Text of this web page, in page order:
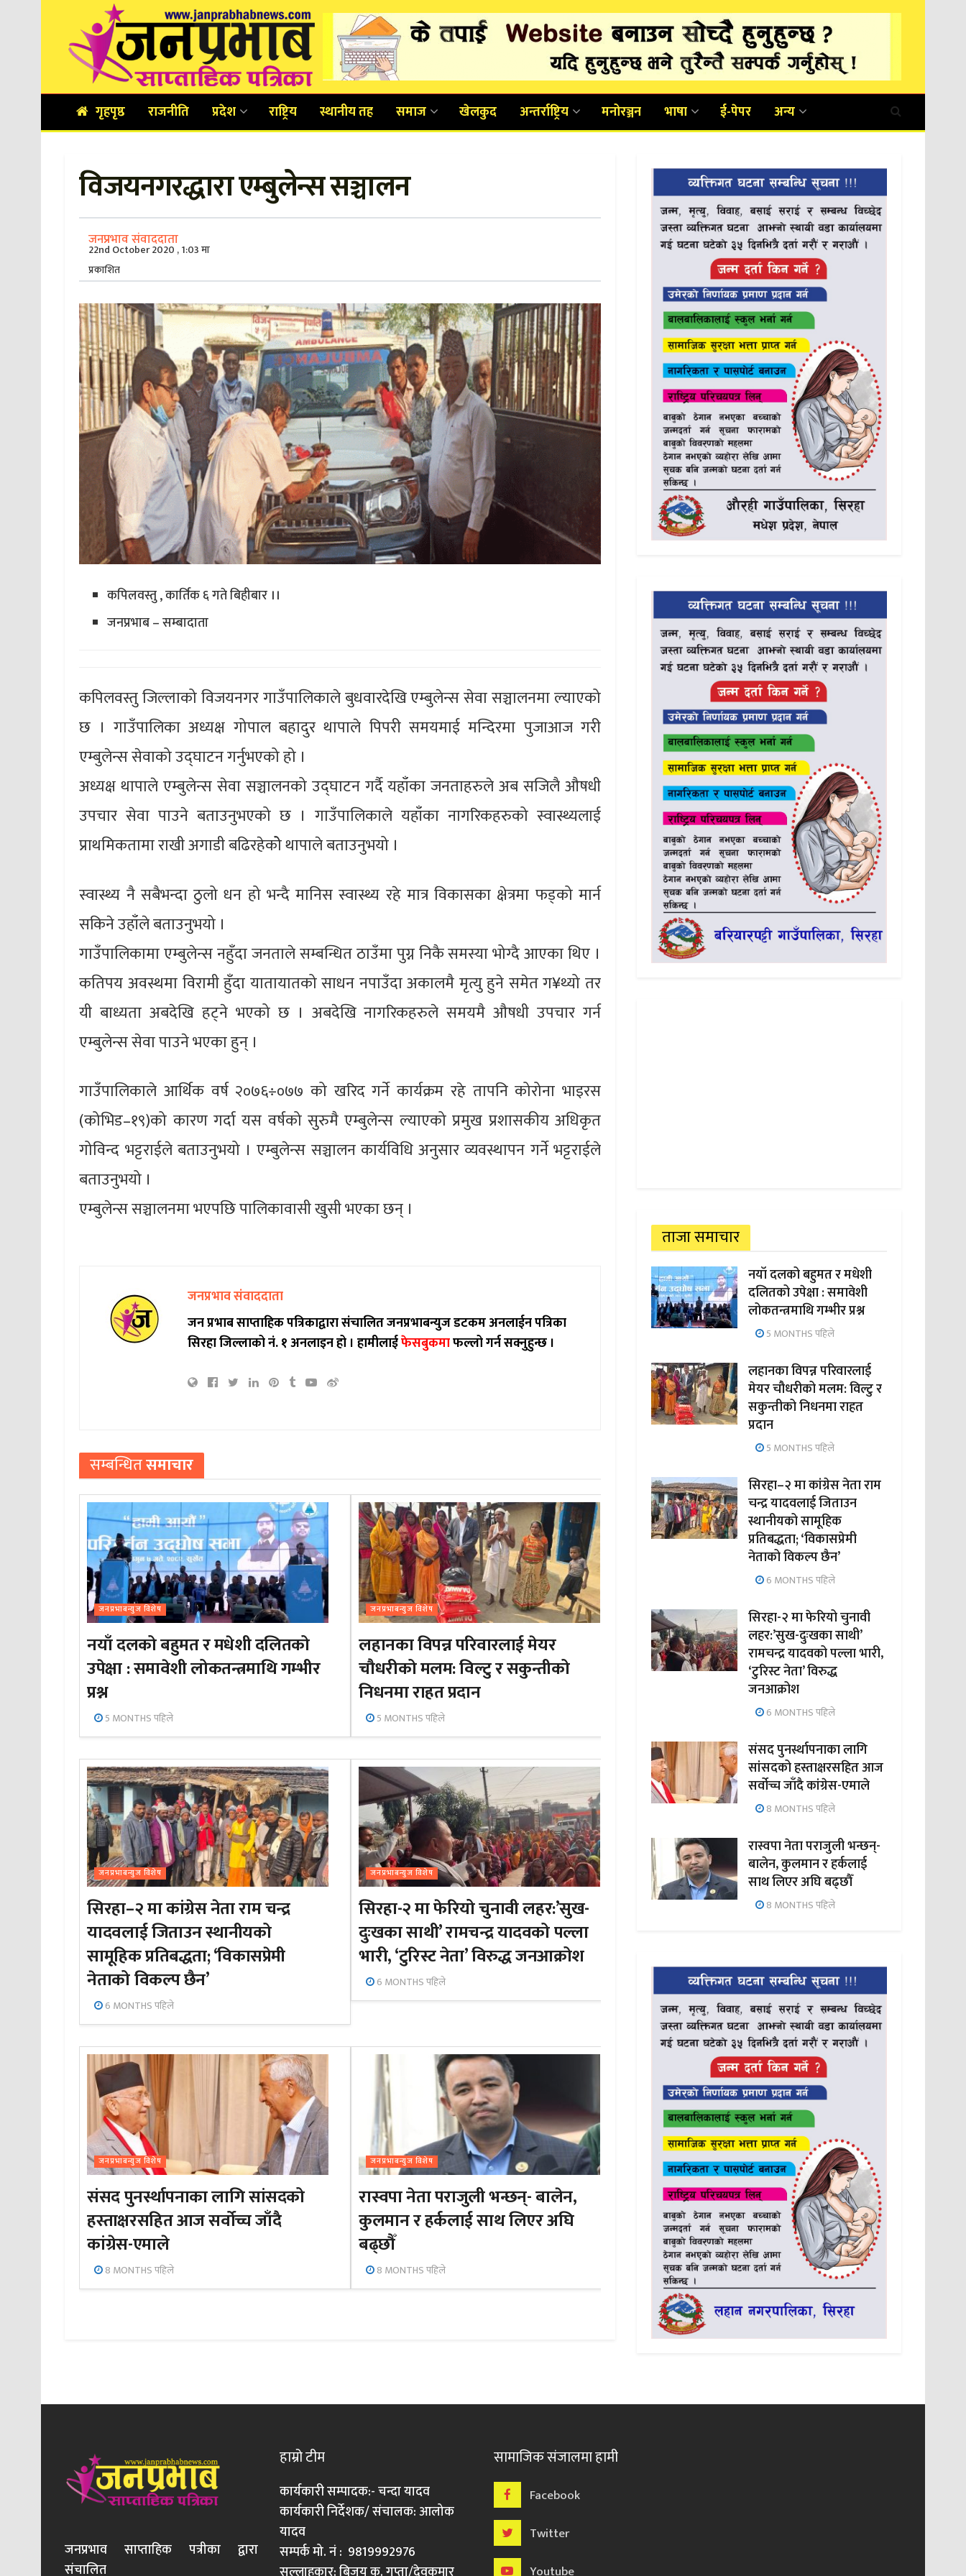
गृहपृष्ठ राजनीति प्रदेश राष्ट्रिय स्थानीय तह समाज खेलकुद अन्तर्राष्ट्रिय मनोरञ्जन भाषा ई-पेपर अन्य
विजयनगरद्धारा एम्बुलेन्स सञ्चालन
जनप्रभाव संवाददाता
22nd October 2020 , 1:03 मा
प्रकाशित
कपिलवस्तु , कार्तिक ६ गते बिहीबार ।।
जनप्रभाब – सम्बादाता
कपिलवस्तु जिल्लाको विजयनगर गाउँपालिकाले बुधवारदेखि एम्बुलेन्स सेवा सञ्चालनमा ल्याएको
छ । गाउँपालिका अध्यक्ष गोपाल बहादुर थापाले पिपरी समयमाई मन्दिरमा पुजाआज गरी
एम्बुलेन्स सेवाको उद्घाटन गर्नुभएको हो ।
अध्यक्ष थापाले एम्बुलेन्स सेवा सञ्चालनको उद्घाटन गर्दै यहाँका जनताहरुले अब सजिलै औषधी
उपचार सेवा पाउने बताउनुभएको छ । गाउँपालिकाले यहाँका नागरिकहरुको स्वास्थ्यलाई
प्राथमिकतामा राखी अगाडी बढिरहेकोे थापाले बताउनुभयो ।
स्वास्थ्य नै सबैभन्दा ठुलो धन हो भन्दै मानिस स्वास्थ्य रहे मात्र विकासका क्षेत्रमा फड्को मार्न
सकिने उहाँले बताउनुभयो ।
गाउँपालिकामा एम्बुलेन्स नहुँदा जनताले सम्बन्धित ठाउँमा पुग्न निकै समस्या भोग्दै आएका थिए ।
कतिपय अवस्थमा विरामी हुँदा यातायातको साधन नपाउँदा अकालमै मृत्यु हुने समेत ग¥थ्यो तर
यी बाध्यता अबदेखि हट्ने भएको छ । अबदेखि नागरिकहरुले समयमै औषधी उपचार गर्न
एम्बुलेन्स सेवा पाउने भएका हुन् ।
गाउँपालिकाले आर्थिक वर्ष २०७६÷०७७ को खरिद गर्ने कार्यक्रम रहे तापनि कोरोना भाइरस
(कोभिड–१९)को कारण गर्दा यस वर्षको सुरुमै एम्बुलेन्स ल्याएको प्रमुख प्रशासकीय अधिकृत
गोविन्द भट्टराईले बताउनुभयो । एम्बुलेन्स सञ्चालन कार्यविधि अनुसार व्यवस्थापन गर्ने भट्टराईले
बताउनुभयो ।
एम्बुलेन्स सञ्चालनमा भएपछि पालिकावासी खुसी भएका छन् ।
जनप्रभाव संवाददाता
जन प्रभाब साप्ताहिक पत्रिकाद्वारा संचालित जनप्रभाबन्युज डटकम अनलाईन पत्रिका
सिरहा जिल्लाको नं. १ अनलाइन हो ।हामीलाईफेसबुकमाफल्लो गर्न सक्नुहुन्छ ।
सम्बन्धितसमाचार
जनप्रभाबन्युज विशेष
नयाँ दलको बहुमत र मधेशी दलितको
उपेक्षा : समावेशी लोकतन्त्रमाथि गम्भीर
प्रश्न
5 MONTHS पहिले
जनप्रभाबन्युज विशेष
लहानका विपन्न परिवारलाई मेयर
चौधरीको मलम: विल्टु र सकुन्तीको
निधनमा राहत प्रदान
5 MONTHS पहिले
जनप्रभाबन्युज विशेष
सिरहा–२ मा कांग्रेस नेता राम चन्द्र
यादवलाई जिताउन स्थानीयको
सामूहिक प्रतिबद्धता; ‘विकासप्रेमी
नेताको विकल्प छैन’
6 MONTHS पहिले
जनप्रभाबन्युज विशेष
सिरहा-२ मा फेरियो चुनावी लहर:’सुख-
दुःखका साथी’ रामचन्द्र यादवको पल्ला
भारी, ‘टुरिस्ट नेता’ विरुद्ध जनआक्रोश
6 MONTHS पहिले
जनप्रभाबन्युज विशेष
संसद पुनर्स्थापनाका लागि सांसदको
हस्ताक्षरसहित आज सर्वोच्च जाँदै
कांग्रेस-एमाले
8 MONTHS पहिले
जनप्रभाबन्युज विशेष
रास्वपा नेता पराजुली भन्छन्- बालेन,
कुलमान र हर्कलाई साथ लिएर अघि
बढ्छौँ
8 MONTHS पहिले
ताजा समाचार
नयाँ दलको बहुमत र मधेशी
दलितको उपेक्षा : समावेशी
लोकतन्त्रमाथि गम्भीर प्रश्न
5 MONTHS पहिले
लहानका विपन्न परिवारलाई
मेयर चौधरीको मलम: विल्टु र
सकुन्तीको निधनमा राहत
प्रदान
5 MONTHS पहिले
सिरहा–२ मा कांग्रेस नेता राम
चन्द्र यादवलाई जिताउन
स्थानीयको सामूहिक
प्रतिबद्धता; ‘विकासप्रेमी
नेताको विकल्प छैन’
6 MONTHS पहिले
सिरहा-२ मा फेरियो चुनावी
लहर:’सुख-दुःखका साथी’
रामचन्द्र यादवको पल्ला भारी,
‘टुरिस्ट नेता’ विरुद्ध
जनआक्रोश
6 MONTHS पहिले
संसद पुनर्स्थापनाका लागि
सांसदको हस्ताक्षरसहित आज
सर्वोच्च जाँदै कांग्रेस-एमाले
8 MONTHS पहिले
रास्वपा नेता पराजुली भन्छन्-
बालेन, कुलमान र हर्कलाई
साथ लिएर अघि बढ्छौँ
8 MONTHS पहिले
जनप्रभाव साप्ताहिक पत्रीका द्वारा
संचालित
हाम्रो टीम
कार्यकारी सम्पादक:- चन्दा यादव
कार्यकारी निर्देशक/ संचालक: आलोक
यादव
सम्पर्क मो. नं : 9819992976
सामाजिक संजालमा हामी
Facebook
Twitter
Youtube